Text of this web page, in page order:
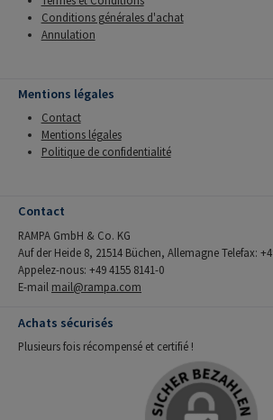
Conditions générales d'achat
Annulation
Mentions légales
Contact
Mentions légales
Politique de confidentialité
Contact
RAMPA GmbH & Co. KG
Auf der Heide 8, 21514 Büchen, Allemagne Telefax:
Appelez-nous: +49 4155 8141-0
E-mail mail@rampa.com
Achats sécurisés
Plusieurs fois récompensé et certifié !